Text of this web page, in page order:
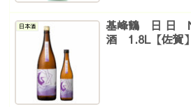
日本酒
基峰鶴 日 日 NichiNichi 純米
酒 1.8L【佐賀】